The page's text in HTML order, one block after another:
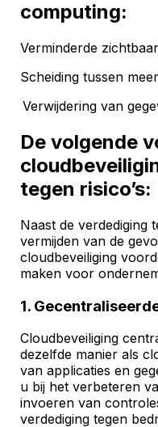
computing:
Verminderde
Scheiding tussen
Verwijdering van
De volgende
tegen risico’s:
Naast de verdediging
vermijden van de
cloudbeveiliging
maken voor
1.
Cloudbeveiliging
dezelfde manier als
van applicaties en
u bij het verbeteren
invoeren van
verdediging tegen